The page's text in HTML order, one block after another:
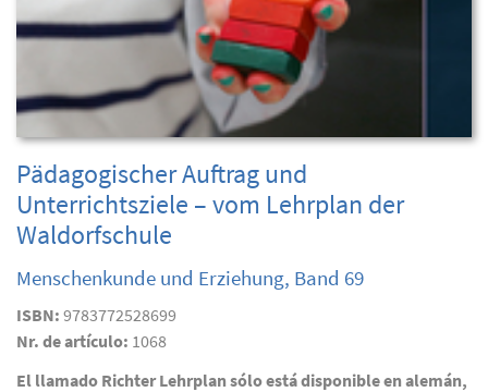
Pädagogischer Auftrag und
Unterrichtsziele – vom Lehrplan der
Waldorfschule
Menschenkunde und Erziehung, Band 69
ISBN: 9783772528699
Nr. de artículo: 1068
El llamado Richter Lehrplan sólo está disponible en alemán,